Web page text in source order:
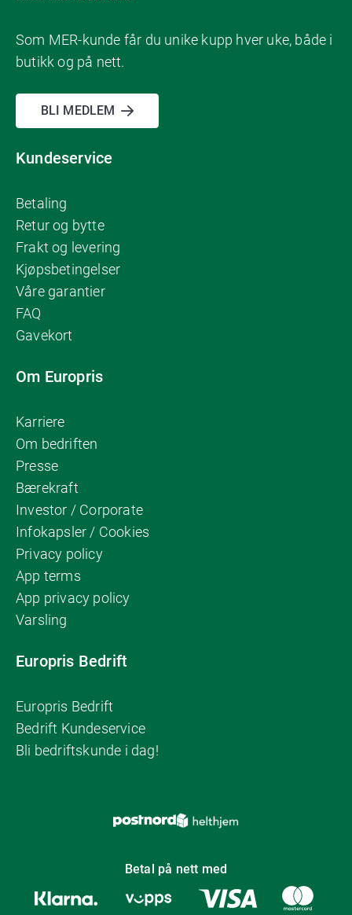
Som MER-kunde får du unike kupp hver uke, både i
butikk og på nett.
BLI MEDLEM
Kundeservice
Betaling
Retur og bytte
Frakt og levering
Kjøpsbetingelser
Våre garantier
FAQ
Gavekort
Om Europris
Karriere
Om bedriften
Presse
Bærekraft
Investor / Corporate
Infokapsler / Cookies
Privacy policy
App terms
App privacy policy
Varsling
Europris Bedrift
Europris Bedrift
Bedrift Kundeservice
Bli bedriftskunde i dag!
Betal på nett med